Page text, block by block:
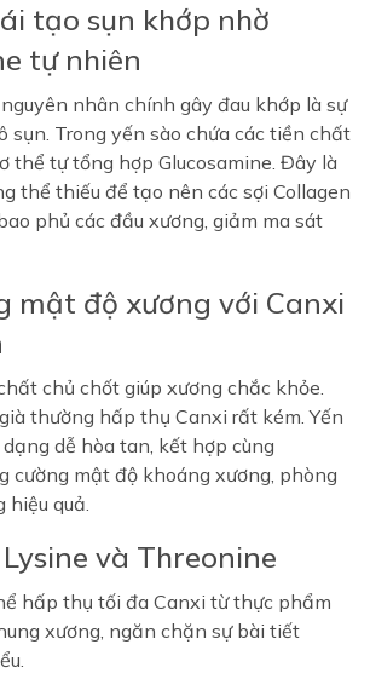
tạo sụn khớp nhờ
tự nhiên
nhân chính gây đau khớp là sự
sụn. Trong yến sào chứa các tiền chất
thể tự tổng hợp Glucosamine. Đây là
thể thiếu để tạo nên các sợi Collagen
phủ các đầu xương, giảm ma sát
mật độ xương với Canxi
chủ chốt giúp xương chắc khỏe.
thường hấp thụ Canxi rất kém. Yến
dễ hòa tan, kết hợp cùng
cường mật độ khoáng xương, phòng
hiệu quả.
và Threonine
hấp thụ tối đa Canxi từ thực phẩm
xương, ngăn chặn sự bài tiết